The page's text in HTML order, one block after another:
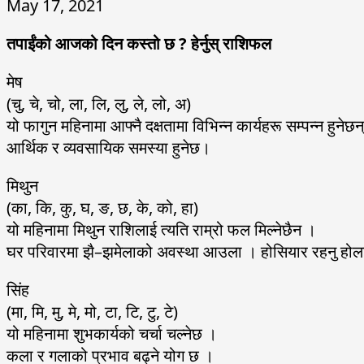
May 17, 2021
तपाईंको आजको दिन कस्तो छ ? हेर्नुस् राशिफल
मेष
(चु, चे, चो, ला, लि, लु, ले, लो, अ)
यो फागुन महिनामा आफ्नै दक्षतामा विभिन्न कार्यहरू सम्पन्न
आर्थिक र व्यवसायिक समस्या हुनेछ।
मिथुन
(का, कि, कु, घ, ङ, छ, के, को, हा)
यो महिनामा मिथुन राशिलाई त्यति राम्रो फल मिल्नेछैन ।
घर परिवारमा झै–झमेलाको अवस्था आउला । होसियार रहनु
सिंह
(मा, मि, मु, मे, मो, टा, टि, टु, टे)
यो महिनामा शुभकार्यको चर्चा चल्नेछ ।
कला र गलाको प्रभाव बढ्ने योग छ ।